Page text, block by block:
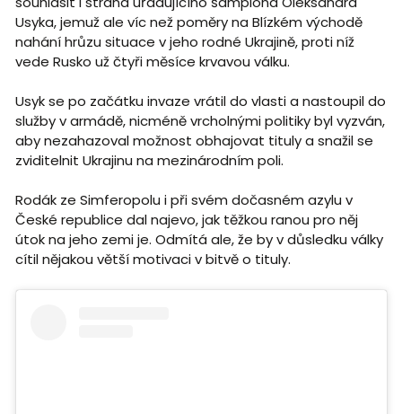
Usyka, jemuž ale víc než poměry na Blízkém východě
nahání hrůzu situace v jeho rodné Ukrajině, proti níž
vede Rusko už čtyři měsíce krvavou válku.
Usyk se po začátku invaze vrátil do vlasti a nastoupil do
služby v armádě, nicméně vrcholnými politiky byl vyzván,
aby nezahazoval možnost obhajovat tituly a snažil se
zviditelnit Ukrajinu na mezinárodním poli.
Rodák ze Simferopolu i při svém dočasném azylu v
České republice dal najevo, jak těžkou ranou pro něj
útok na jeho zemi je. Odmítá ale, že by v důsledku války
cítil nějakou větší motivaci v bitvě o tituly.